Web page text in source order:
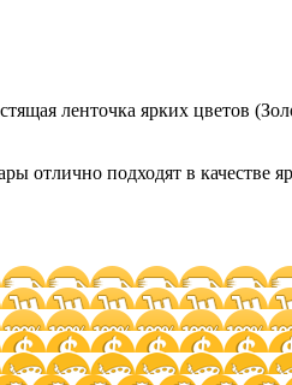
ленточка ярких цветов
подходят в качестве